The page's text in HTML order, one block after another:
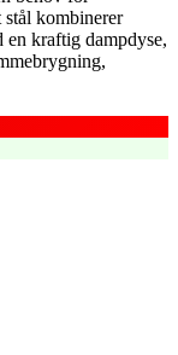
kombinerer
en kraftig dampdyse,